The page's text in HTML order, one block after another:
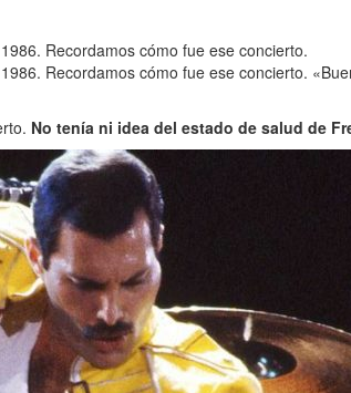
Recordamos cómo fue ese concierto.
Recordamos cómo fue ese concierto.
No tenía ni idea del estado de salud de